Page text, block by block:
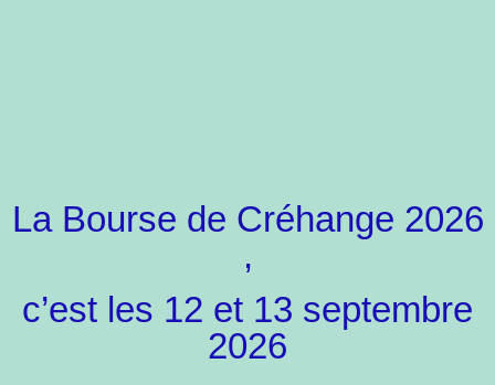
La Bourse de Créhange 2026
,
c’est les 12 et 13 septembre
2026